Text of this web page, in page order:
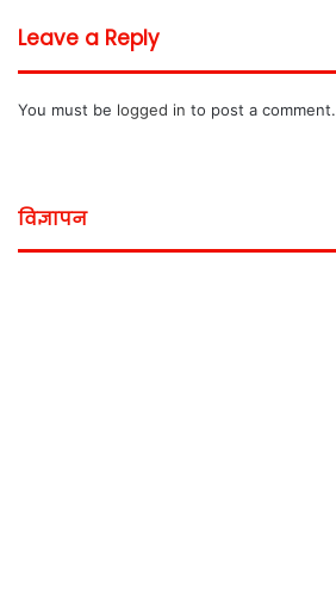
Leave a Reply
You must be logged in to post a comment.
विज्ञापन